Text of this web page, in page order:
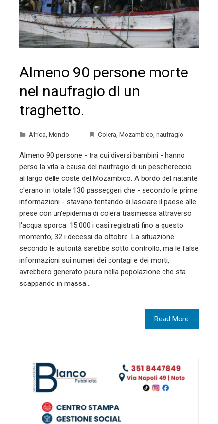
Almeno 90 persone morte
nel naufragio di un
traghetto.
Africa, Mondo Colera, Mozambico, naufragio
Almeno 90 persone - tra cui diversi bambini - hanno
perso la vita a causa del naufragio di un peschereccio
al largo delle coste del Mozambico. A bordo del natante
c'erano in totale 130 passeggeri che - secondo le prime
informazioni - stavano tentando di lasciare il paese alle
prese con un'epidemia di colera trasmessa attraverso
l'acqua sporca. 15.000 i casi registrati fino a questo
momento, 32 i decessi da ottobre. La situazione
secondo le autorità sarebbe sotto controllo, ma le false
informazioni sui numeri dei contagi e dei morti,
avrebbero generato paura nella popolazione che sta
scappando in massa…
Read More